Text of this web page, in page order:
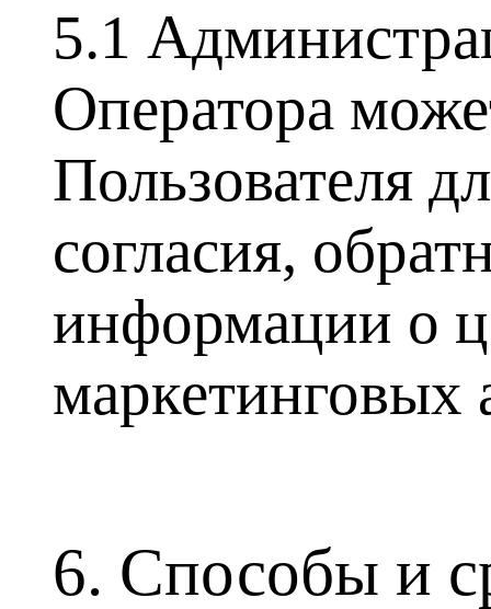
5.1
Оператора
Пользователя
согласия,
информации о
маркетинговых
6. Способы и